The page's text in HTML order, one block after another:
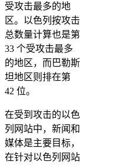
受攻击最多的地
区。以色列按攻击
总数量计算也是第
33 个受攻击最多
的地区，而巴勒斯
坦地区则排在第
42 位。
在受到攻击的以色
列网站中，新闻和
媒体是主要目标，
在针对以色列网站